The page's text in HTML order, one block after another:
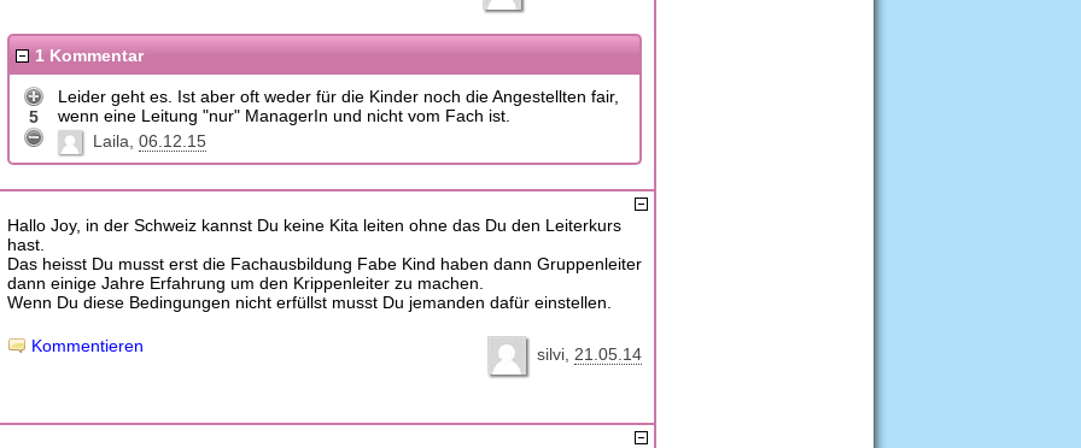
1 Kommentar
5
Leider geht es. Ist aber oft weder für die Kinder noch die Angestellten fair,
wenn eine Leitung "nur" ManagerIn und nicht vom Fach ist.
Laila 06.12.15
Hallo Joy, in der Schweiz kannst Du keine Kita leiten ohne das Du den Leiterkurs
hast.
Das heisst Du musst erst die Fachausbildung Fabe Kind haben dann Gruppenleiter
dann einige Jahre Erfahrung um den Krippenleiter zu machen.
Wenn Du diese Bedingungen nicht erfüllst musst Du jemanden dafür einstellen.
silvi 21.05.14
Kommentieren